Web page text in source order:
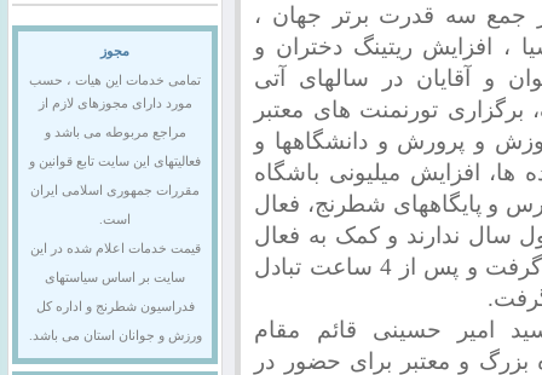
جمع سه قدرت برتر جهان ،
، افزایش ریتینگ دختران و
و آقایان در سالهای آتی
لیگ، برگزاری تورنمنت های معتبر
و پرورش و دانشگاهها و
ها، افزایش میلیونی باشگاه
و پایگاههای شطرنج، فعال
سال ندارند و کمک به فعال
سازی آنها مورد بحث و بررسی اعضا قرار گرفت و پس از 4 ساعت تبادل
امیر حسینی قائم مقام
بزرگ و معتبر برای حضور در
مجوز
تمامی خدمات این هیات ، حسب
مورد دارای مجوزهای لازم از
مراجع مربوطه می باشد و
فعالیتهای این سایت تابع قوانین و
مقررات جمهوری اسلامی ایران
است.
قیمت خدمات اعلام شده در این
سایت بر اساس سیاستهای
فدراسیون شطرنج و اداره کل
ورزش و جوانان استان می باشد.